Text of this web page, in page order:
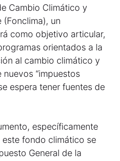
Cambio Climático y
(Fonclima), un
como objetivo articular,
orientados a la
al cambio climático y
“impuestos
espera tener fuentes de
específicamente
fondo climático se
General de la